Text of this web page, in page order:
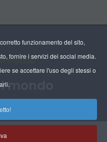
funzionamento del sito,
fornire i servizi dei social media.
se accettare l'uso degli stessi o
mondo
e dei nostri agenti